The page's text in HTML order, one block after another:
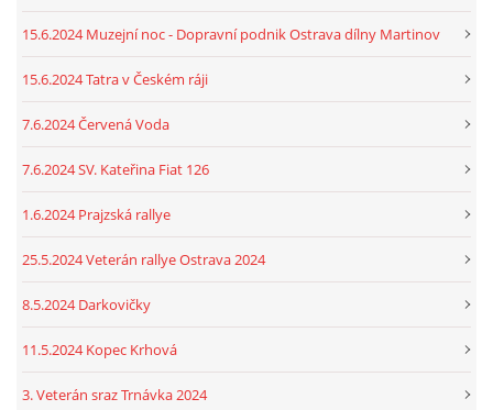
15.6.2024 Muzejní noc - Dopravní podnik Ostrava dílny Martinov
15.6.2024 Tatra v Českém ráji
7.6.2024 Červená Voda
7.6.2024 SV. Kateřina Fiat 126
1.6.2024 Prajzská rallye
25.5.2024 Veterán rallye Ostrava 2024
8.5.2024 Darkovičky
11.5.2024 Kopec Krhová
3. Veterán sraz Trnávka 2024